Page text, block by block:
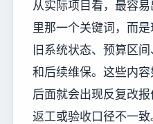
从实际项目看，最容
里那一个关键词，而是
旧系统状态、预算区
和后续维保。这些内容
后面就会出现反复改
返工或验收口径不一致